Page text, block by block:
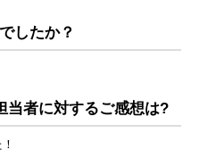
したか？
当者に対するご感想は?